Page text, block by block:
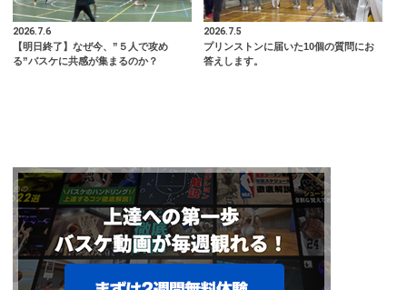
2026.7.6
【明日終了】なぜ今、”５人で攻め
る”バスケに共感が集まるのか？
2026.7.5
プリンストンに届いた10個の質問にお
答えします。